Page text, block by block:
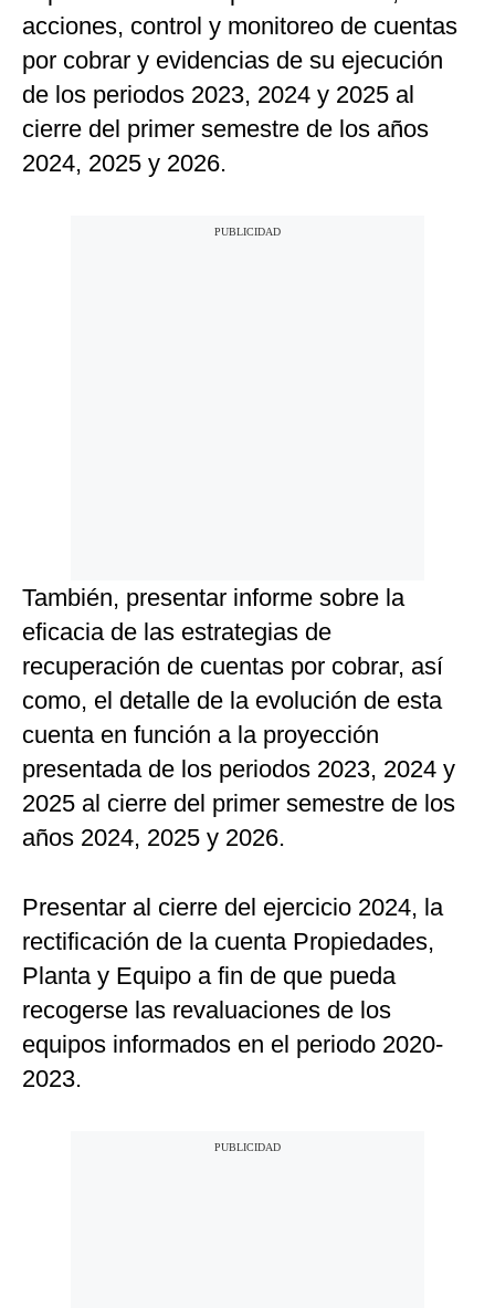
acciones, control y monitoreo de cuentas
por cobrar y evidencias de su ejecución
de los periodos 2023, 2024 y 2025 al
cierre del primer semestre de los años
2024, 2025 y 2026.
También, presentar informe sobre la
eficacia de las estrategias de
recuperación de cuentas por cobrar, así
como, el detalle de la evolución de esta
cuenta en función a la proyección
presentada de los periodos 2023, 2024 y
2025 al cierre del primer semestre de los
años 2024, 2025 y 2026.
Presentar al cierre del ejercicio 2024, la
rectificación de la cuenta Propiedades,
Planta y Equipo a fin de que pueda
recogerse las revaluaciones de los
equipos informados en el periodo 2020-
2023.